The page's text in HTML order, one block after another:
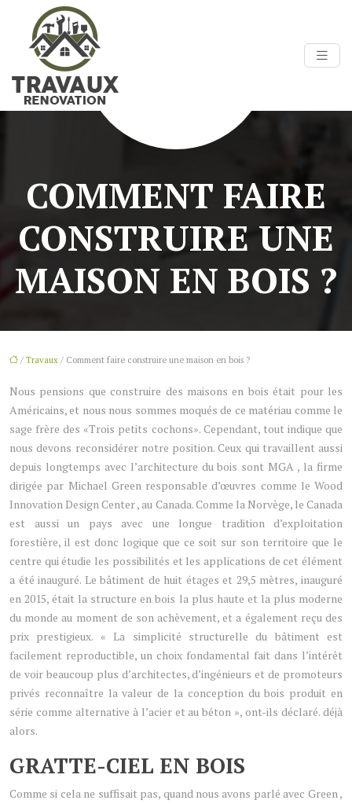
COMMENT FAIRE
CONSTRUIRE UNE
MAISON EN BOIS ?
/ Travaux / Comment faire construire une maison en bois ?
Nous pensions que construire des maisons en bois était pour les
Américains, et nous nous sommes moqués de ce matériau comme le
sage frère des «Trois petits cochons». Cependant, tout indique que
nous devons reconsidérer notre position. Ceux qui travaillent aussi
depuis longtemps avec l’architecture du bois sont MGA , la firme
dirigée par Michael Green responsable d’œuvres comme le Wood
Innovation Design Center , au Canada. Comme la Norvège, le Canada
est aussi un pays avec une longue tradition d’exploitation
forestière, il est donc logique que ce soit sur son territoire que le
centre qui étudie les possibilités et les applications de cet élément
a été inauguré. Le bâtiment de huit étages et 29,5 mètres, inauguré
en 2015, était la structure en bois la plus haute et la plus moderne
du monde au moment de son achèvement, et a également reçu des
prix prestigieux. « La simplicité structurelle du bâtiment est
facilement reproductible, un choix fondamental fait dans l’intérêt
de voir beaucoup plus d’architectes, d’ingénieurs et de promoteurs
privés reconnaître la valeur de la conception du bois produit en
série comme alternative à l’acier et au béton », ont-ils déclaré. déjà
alors.
GRATTE-CIEL EN BOIS
Comme si cela ne suffisait pas, quand nous avons parlé avec Green ,